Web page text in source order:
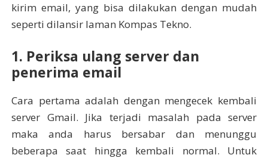
kirim email, yang bisa dilakukan dengan mudah
seperti dilansir laman Kompas Tekno.
1. Periksa ulang server dan
penerima email
Cara pertama adalah dengan mengecek kembali
server Gmail. Jika terjadi masalah pada server
maka anda harus bersabar dan menunggu
beberapa saat hingga kembali normal. Untuk